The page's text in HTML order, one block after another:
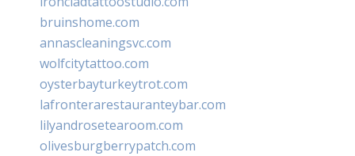
bruinshome.com
annascleaningsvc.com
wolfcitytattoo.com
oysterbayturkeytrot.com
lafronterarestauranteybar.com
lilyandrosetearoom.com
olivesburgberrypatch.com